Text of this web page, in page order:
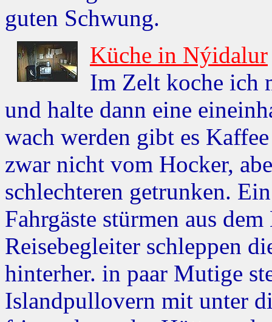
guten Schwung.
Küche in Nýidalur
Im Zelt koche ich
und halte dann eine
wach werden gibt es
zwar nicht vom Hocker,
schlechteren getrunken.
Fahrgäste stürmen aus
Reisebegleiter schleppen
hinterher. in paar Mutige
Islandpullovern mit unter